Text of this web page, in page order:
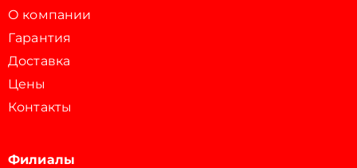
О компании
Гарантия
Доставка
Цены
Контакты
Филиалы